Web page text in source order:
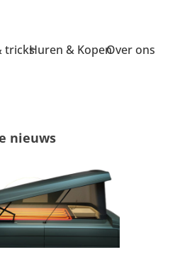
tricksHuren & KopenOver ons
nieuws